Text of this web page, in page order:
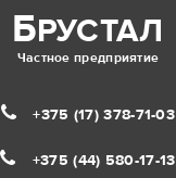
БРУСТАЛ
Частное предприятие
+375 (17) 378-71-03
+375 (44) 580-17-13